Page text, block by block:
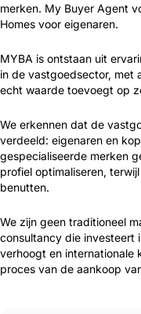
merken. My Buyer Agent
Homes voor eigenaren.
MYBA is ontstaan uit
in de vastgoedsector, met
echt waarde toevoegt op
We erkennen dat de
verdeeld: eigenaren en
gespecialiseerde merken
profiel optimaliseren,
benutten.
We zijn geen traditioneel
consultancy die investeert
verhoogt en internationale
proces van de aankoop